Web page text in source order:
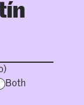
Both